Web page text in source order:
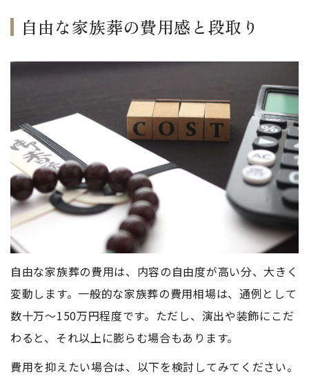
自由な家族葬の費用感と段取り
自由な家族葬の費用は、内容の自由度が高い分、大きく
変動します。一般的な家族葬の費用相場は、通例として
数十万〜150万円程度です。ただし、演出や装飾にこだ
わると、それ以上に膨らむ場合もあります。
費用を抑えたい場合は、以下を検討してみてください。